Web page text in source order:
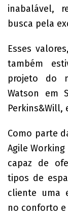
inabalável,
busca pela
Esses
também
projeto do
Watson em
Perkins&Will,
Como parte
Agile
capaz de
tipos de
cliente uma
no conforto